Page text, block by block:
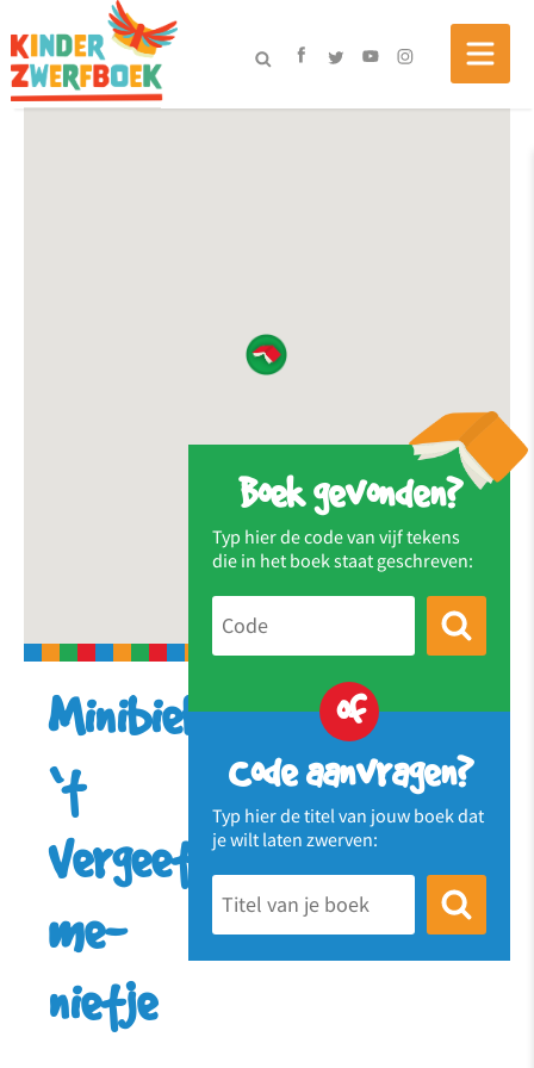
Boek gevonden?
Typ hier de code van vijf tekens
die in het boek staat geschreven:
of
Code aanvragen?
Typ hier de titel van jouw boek dat
je wilt laten zwerven:
Minibieb
‘t
Vergeet-
me-
nietje